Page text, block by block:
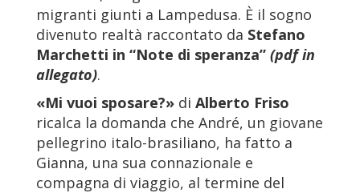
migranti giunti a Lampedusa. È il sogno
divenuto realtà raccontato da Stefano
Marchetti in “Note di speranza” (pdf in
allegato).
«Mi vuoi sposare?» di Alberto Friso
ricalca la domanda che André, un giovane
pellegrino italo-brasiliano, ha fatto a
Gianna, una sua connazionale e
compagna di viaggio, al termine del